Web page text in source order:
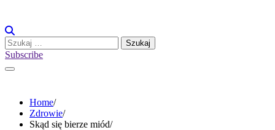
content
Szukaj:
Subscribe
Home
Zdrowie
Skąd się bierze miód